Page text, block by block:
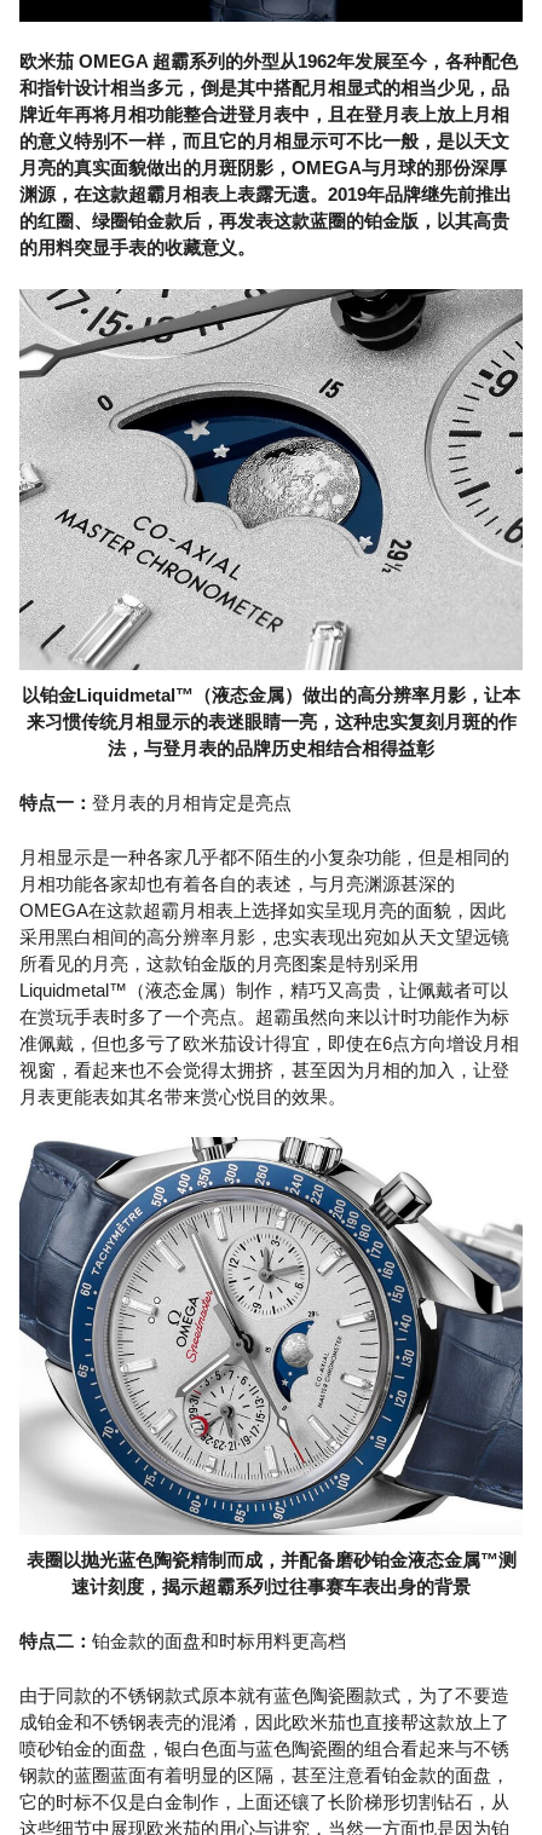
欧米茄 OMEGA 超霸系列的外型从1962年发展至今，各种配色
和指针设计相当多元，倒是其中搭配月相显式的相当少见，品
牌近年再将月相功能整合进登月表中，且在登月表上放上月相
的意义特别不一样，而且它的月相显示可不比一般，是以天文
月亮的真实面貌做出的月斑阴影，OMEGA与月球的那份深厚
渊源，在这款超霸月相表上表露无遗。2019年品牌继先前推出
的红圈、绿圈铂金款后，再发表这款蓝圈的铂金版，以其高贵
的用料突显手表的收藏意义。
以铂金Liquidmetal™（液态金属）做出的高分辨率月影，让本
来习惯传统月相显示的表迷眼睛一亮，这种忠实复刻月斑的作
法，与登月表的品牌历史相结合相得益彰
特点一： 登月表的月相肯定是亮点
月相显示是一种各家几乎都不陌生的小复杂功能，但是相同的
月相功能各家却也有着各自的表述，与月亮渊源甚深的
OMEGA在这款超霸月相表上选择如实呈现月亮的面貌，因此
采用黑白相间的高分辨率月影，忠实表现出宛如从天文望远镜
所看见的月亮，这款铂金版的月亮图案是特别采用
Liquidmetal™（液态金属）制作，精巧又高贵，让佩戴者可以
在赏玩手表时多了一个亮点。超霸虽然向来以计时功能作为标
准佩戴，但也多亏了欧米茄设计得宜，即使在6点方向增设月相
视窗，看起来也不会觉得太拥挤，甚至因为月相的加入，让登
月表更能表如其名带来赏心悦目的效果。
表圈以抛光蓝色陶瓷精制而成，并配备磨砂铂金液态金属™测
速计刻度，揭示超霸系列过往事赛车表出身的背景
特点二： 铂金款的面盘和时标用料更高档
由于同款的不锈钢款式原本就有蓝色陶瓷圈款式，为了不要造
成铂金和不锈钢表壳的混淆，因此欧米茄也直接帮这款放上了
喷砂铂金的面盘，银白色面与蓝色陶瓷圈的组合看起来与不锈
钢款的蓝圈蓝面有着明显的区隔，甚至注意看铂金款的面盘，
它的时标不仅是白金制作，上面还镶了长阶梯形切割钻石，从
这些细节中展现欧米茄的用心与讲究，当然一方面也是因为铂